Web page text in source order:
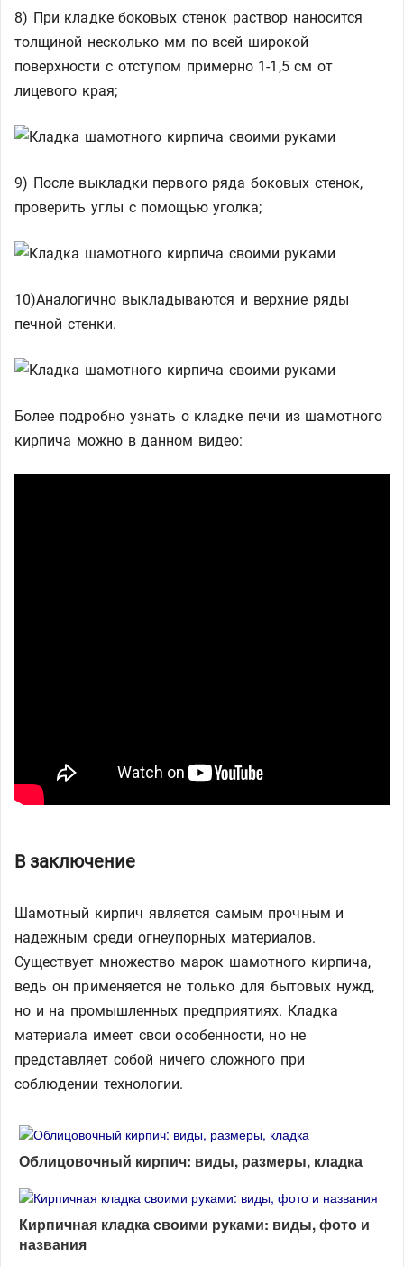
8) При кладке боковых стенок раствор наносится
толщиной несколько мм по всей широкой
поверхности с отступом примерно 1-1,5 см от
лицевого края;
9) После выкладки первого ряда боковых стенок,
проверить углы с помощью уголка;
10)Аналогично выкладываются и верхние ряды
печной стенки.
Более подробно узнать о кладке печи из шамотного
кирпича можно в данном видео:
В заключение
Шамотный кирпич является самым прочным и
надежным среди огнеупорных материалов.
Существует множество марок шамотного кирпича,
ведь он применяется не только для бытовых нужд,
но и на промышленных предприятиях. Кладка
материала имеет свои особенности, но не
представляет собой ничего сложного при
соблюдении технологии.
Облицовочный кирпич: виды, размеры, кладка
Кирпичная кладка своими руками: виды, фото и
названия